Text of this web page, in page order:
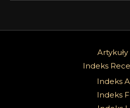
Artykuły
Indeks
Indeks
Indeks